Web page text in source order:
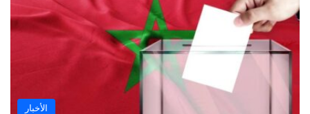
الأخبار